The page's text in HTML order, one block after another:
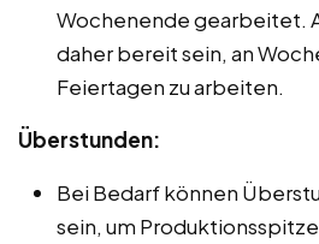
Wochenende gearbeitet.
daher bereit sein, an
Feiertagen zu arbeiten.
Überstunden:
Bei Bedarf können
sein, um